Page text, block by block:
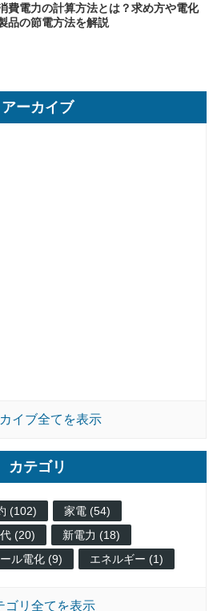
費電力の計算方法とは？求め方や電化
品の節電方法を解説
アーカイブ
イブ全てを表示
カテゴリ
(102)
家電 (54)
(20)
新電力 (18)
ル電化 (9) エネルギー (1)
ゴリ全てを表示